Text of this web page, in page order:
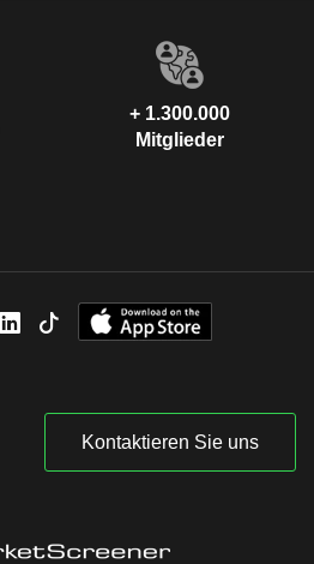
+ 1.300.000
Mitglieder
Kontaktieren Sie uns